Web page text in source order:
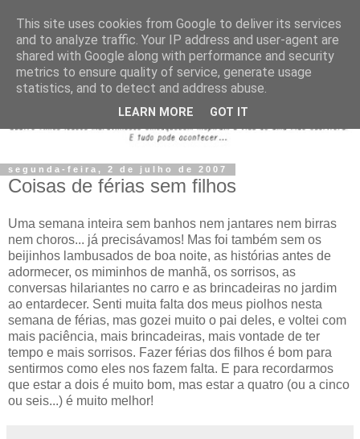
segunda-feira, 2 de julho de 2007
Coisas de férias sem filhos
Uma semana inteira sem banhos nem jantares nem birras
nem choros... já precisávamos! Mas foi também sem os
beijinhos lambusados de boa noite, as histórias antes de
adormecer, os miminhos de manhã, os sorrisos, as
conversas hilariantes no carro e as brincadeiras no jardim
ao entardecer. Senti muita falta dos meus piolhos nesta
semana de férias, mas gozei muito o pai deles, e voltei com
mais paciência, mais brincadeiras, mais vontade de ter
tempo e mais sorrisos. Fazer férias dos filhos é bom para
sentirmos como eles nos fazem falta. E para recordarmos
que estar a dois é muito bom, mas estar a quatro (ou a cinco
ou seis...) é muito melhor!
This site uses cookies from Google to deliver its services
and to analyze traffic. Your IP address and user-agent are
shared with Google along with performance and security
metrics to ensure quality of service, generate usage
statistics, and to detect and address abuse.
LEARN MORE GOT IT